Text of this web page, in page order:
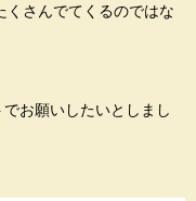
くさんでてくるのではな
お願いしたいとしまし